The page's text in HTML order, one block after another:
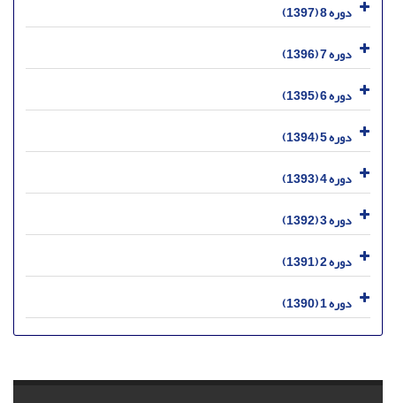
دوره 8 (1397)
دوره 7 (1396)
دوره 6 (1395)
دوره 5 (1394)
دوره 4 (1393)
دوره 3 (1392)
دوره 2 (1391)
دوره 1 (1390)